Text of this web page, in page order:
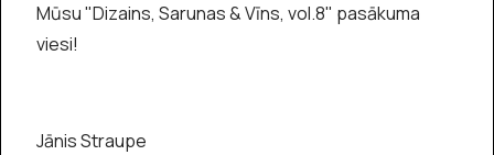
Mūsu "Dizains, Sarunas & Vīns, vol.8" pasākuma
viesi!
Jānis Straupe